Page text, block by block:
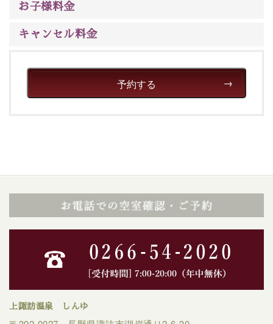
お子様料金
キャンセル料金
予約する
上諏訪温泉 しんゆ